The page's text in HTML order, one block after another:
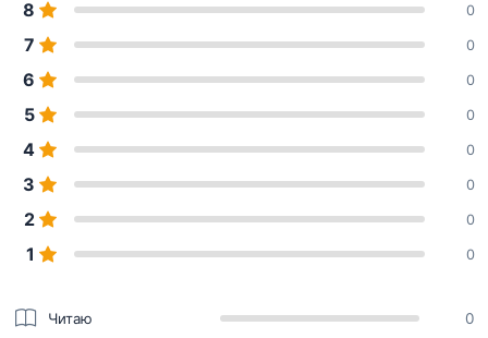
8 0
7 0
6 0
5 0
4 0
3 0
2 0
1 0
Читаю 0